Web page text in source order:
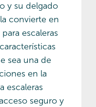
y su delgado
convierte en
escaleras
sea una de
en la
escaleras
seguro y